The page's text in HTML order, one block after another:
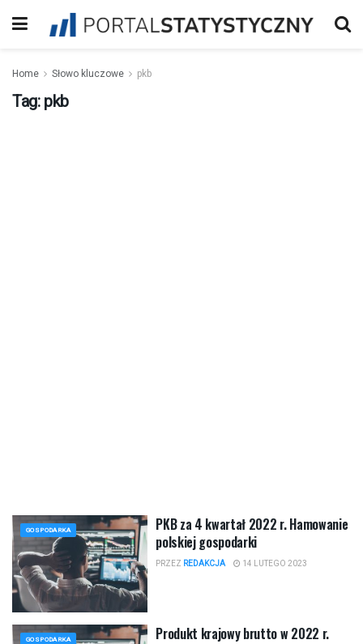
Home Słowo kluczowe pkb
Tag: pkb
GOSPODARKA
PKB za 4 kwartał 2022 r. Hamowanie
polskiej gospodarki
PRZEZ REDAKCJA 14 LUTEGO 2023
GOSPODARKA Produkt krajowy brutto w 2022 r.